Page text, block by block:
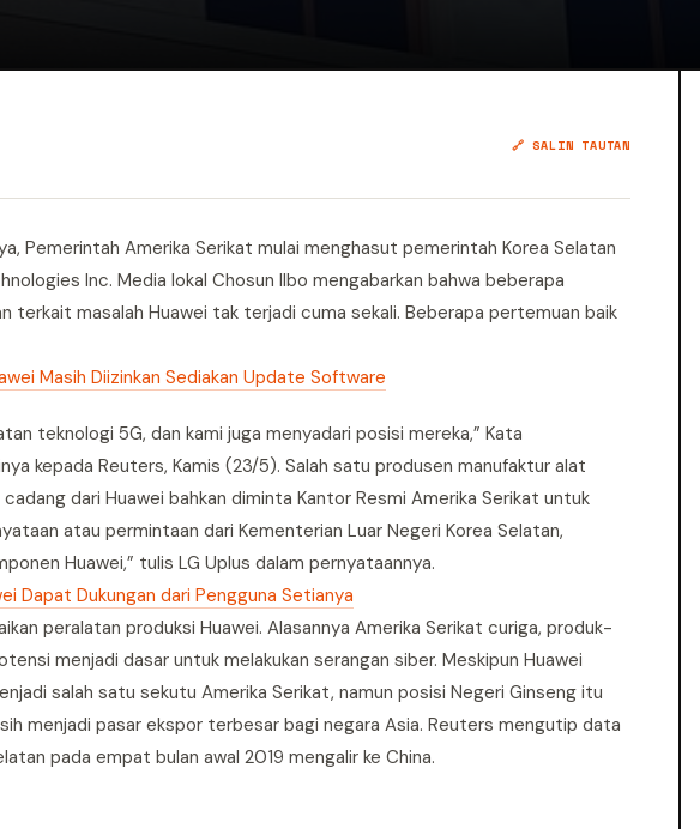
🔗 SALIN TAUTAN
Pemerintah Amerika Serikat mulai menghasut pemerintah Korea Selatan
Inc. Media lokal Chosun Ilbo mengabarkan bahwa beberapa
terkait masalah Huawei tak terjadi cuma sekali. Beberapa pertemuan baik
Masih Diizinkan Sediakan Update Software
teknologi 5G, dan kami juga menyadari posisi mereka,” Kata
kepada Reuters, Kamis (23/5). Salah satu produsen manufaktur alat
dari Huawei bahkan diminta Kantor Resmi Amerika Serikat untuk
atau permintaan dari Kementerian Luar Negeri Korea Selatan,
Huawei,” tulis LG Uplus dalam pernyataannya.
Dapat Dukungan dari Pengguna Setianya
peralatan produksi Huawei. Alasannya Amerika Serikat curiga, produk-
menjadi dasar untuk melakukan serangan siber. Meskipun Huawei
salah satu sekutu Amerika Serikat, namun posisi Negeri Ginseng itu
menjadi pasar ekspor terbesar bagi negara Asia. Reuters mengutip data
pada empat bulan awal 2019 mengalir ke China.